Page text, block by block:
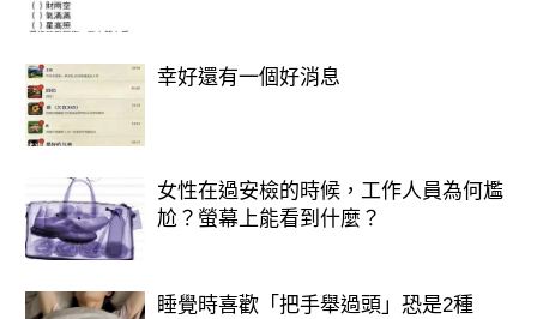
幸好還有一個好消息
女性在過安檢的時候，工作人員為何尷
尬？螢幕上能看到什麼？
睡覺時喜歡「把手舉過頭」恐是2種